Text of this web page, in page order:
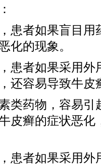
患者如果盲目用
化的现象。
患者如果采用外
还容易导致牛皮
类药物，容易引
皮癣的症状恶化
患者如果采用外